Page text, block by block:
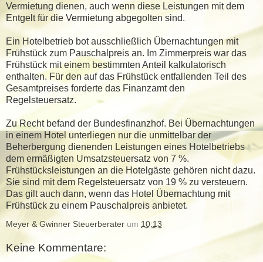
Vermietung dienen, auch wenn diese Leistungen mit dem
Entgelt für die Vermietung abgegolten sind.
Ein Hotelbetrieb bot ausschließlich Übernachtungen mit
Frühstück zum Pauschalpreis an. Im Zimmerpreis war das
Frühstück mit einem bestimmten Anteil kalkulatorisch
enthalten. Für den auf das Frühstück entfallenden Teil des
Gesamtpreises forderte das Finanzamt den
Regelsteuersatz.
Zu Recht befand der Bundesfinanzhof. Bei Übernachtungen
in einem Hotel unterliegen nur die unmittelbar der
Beherbergung dienenden Leistungen eines Hotelbetriebs
dem ermäßigten Umsatzsteuersatz von 7 %.
Frühstücksleistungen an die Hotelgäste gehören nicht dazu.
Sie sind mit dem Regelsteuersatz von 19 % zu versteuern.
Das gilt auch dann, wenn das Hotel Übernachtung mit
Frühstück zu einem Pauschalpreis anbietet.
Meyer & Gwinner Steuerberater um 10:13
Keine Kommentare: